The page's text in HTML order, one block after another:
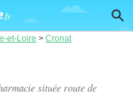
et-Loire > Cronat
située route de